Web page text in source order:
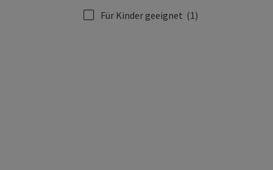
Für Kinder geeignet (1)